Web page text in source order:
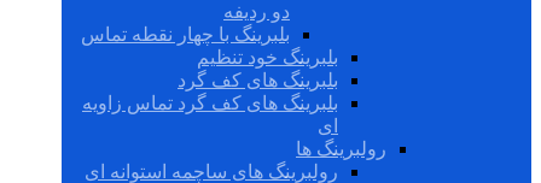
دو ردیفه
بلبرینگ با چهار نقطه تماس
بلبرینگ خود تنظیم
بلبرینگ های کف گرد
بلبرینگ های کف گرد تماس زاویه
ای
رولبرینگ ها
رولبرینگ های ساچمه استوانه ای